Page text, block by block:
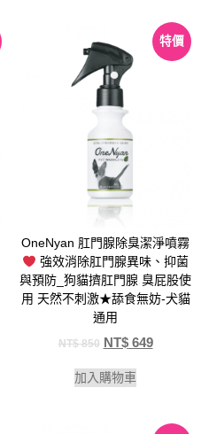
特價
OneNyan 肛門腺除臭潔淨噴霧
強效消除肛門腺異味、抑菌
與預防_狗貓擠肛門腺 臭屁股使
用 天然不刺激★舔食無妨-犬貓
通用
NT$850 NT$649
加入購物車